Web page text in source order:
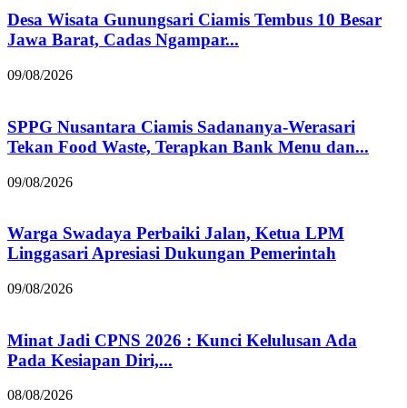
Desa Wisata Gunungsari Ciamis Tembus 10 Besar
Jawa Barat, Cadas Ngampar...
09/08/2026
SPPG Nusantara Ciamis Sadananya-Werasari
Tekan Food Waste, Terapkan Bank Menu dan...
09/08/2026
Warga Swadaya Perbaiki Jalan, Ketua LPM
Linggasari Apresiasi Dukungan Pemerintah
09/08/2026
Minat Jadi CPNS 2026 : Kunci Kelulusan Ada
Pada Kesiapan Diri,...
08/08/2026